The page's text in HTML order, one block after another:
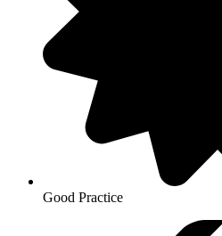
Good Practice